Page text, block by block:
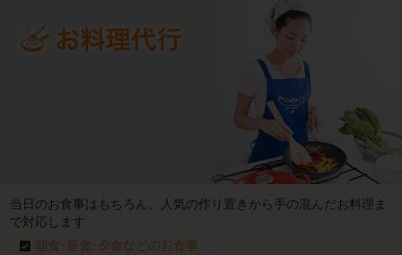
当日のお食事はもちろん、人気の作り置きから手の混んだお料理ま
で対応します
朝食･昼食･夕食などのお食事